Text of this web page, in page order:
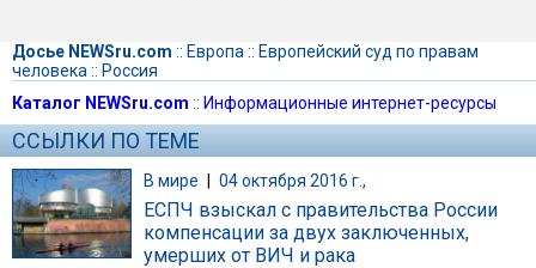
Досье NEWSru.com :: Европа :: Европейский суд по правам
человека :: Россия
Каталог NEWSru.com :: Информационные интернет-ресурсы
ССЫЛКИ ПО ТЕМЕ
В мире | 04 октября 2016 г.,
ЕСПЧ взыскал с правительства России
компенсации за двух заключенных,
умерших от ВИЧ и рака